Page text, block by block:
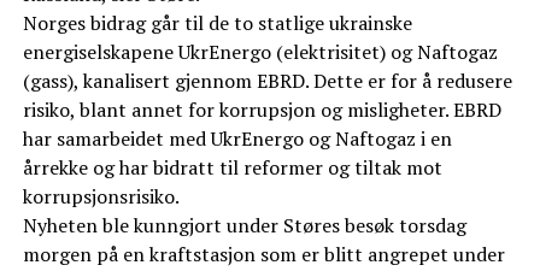
Norges bidrag går til de to statlige ukrainske
energiselskapene UkrEnergo (elektrisitet) og Naftogaz
(gass), kanalisert gjennom EBRD. Dette er for å redusere
risiko, blant annet for korrupsjon og misligheter. EBRD
har samarbeidet med UkrEnergo og Naftogaz i en
årrekke og har bidratt til reformer og tiltak mot
korrupsjonsrisiko.
Nyheten ble kunngjort under Støres besøk torsdag
morgen på en kraftstasjon som er blitt angrepet under